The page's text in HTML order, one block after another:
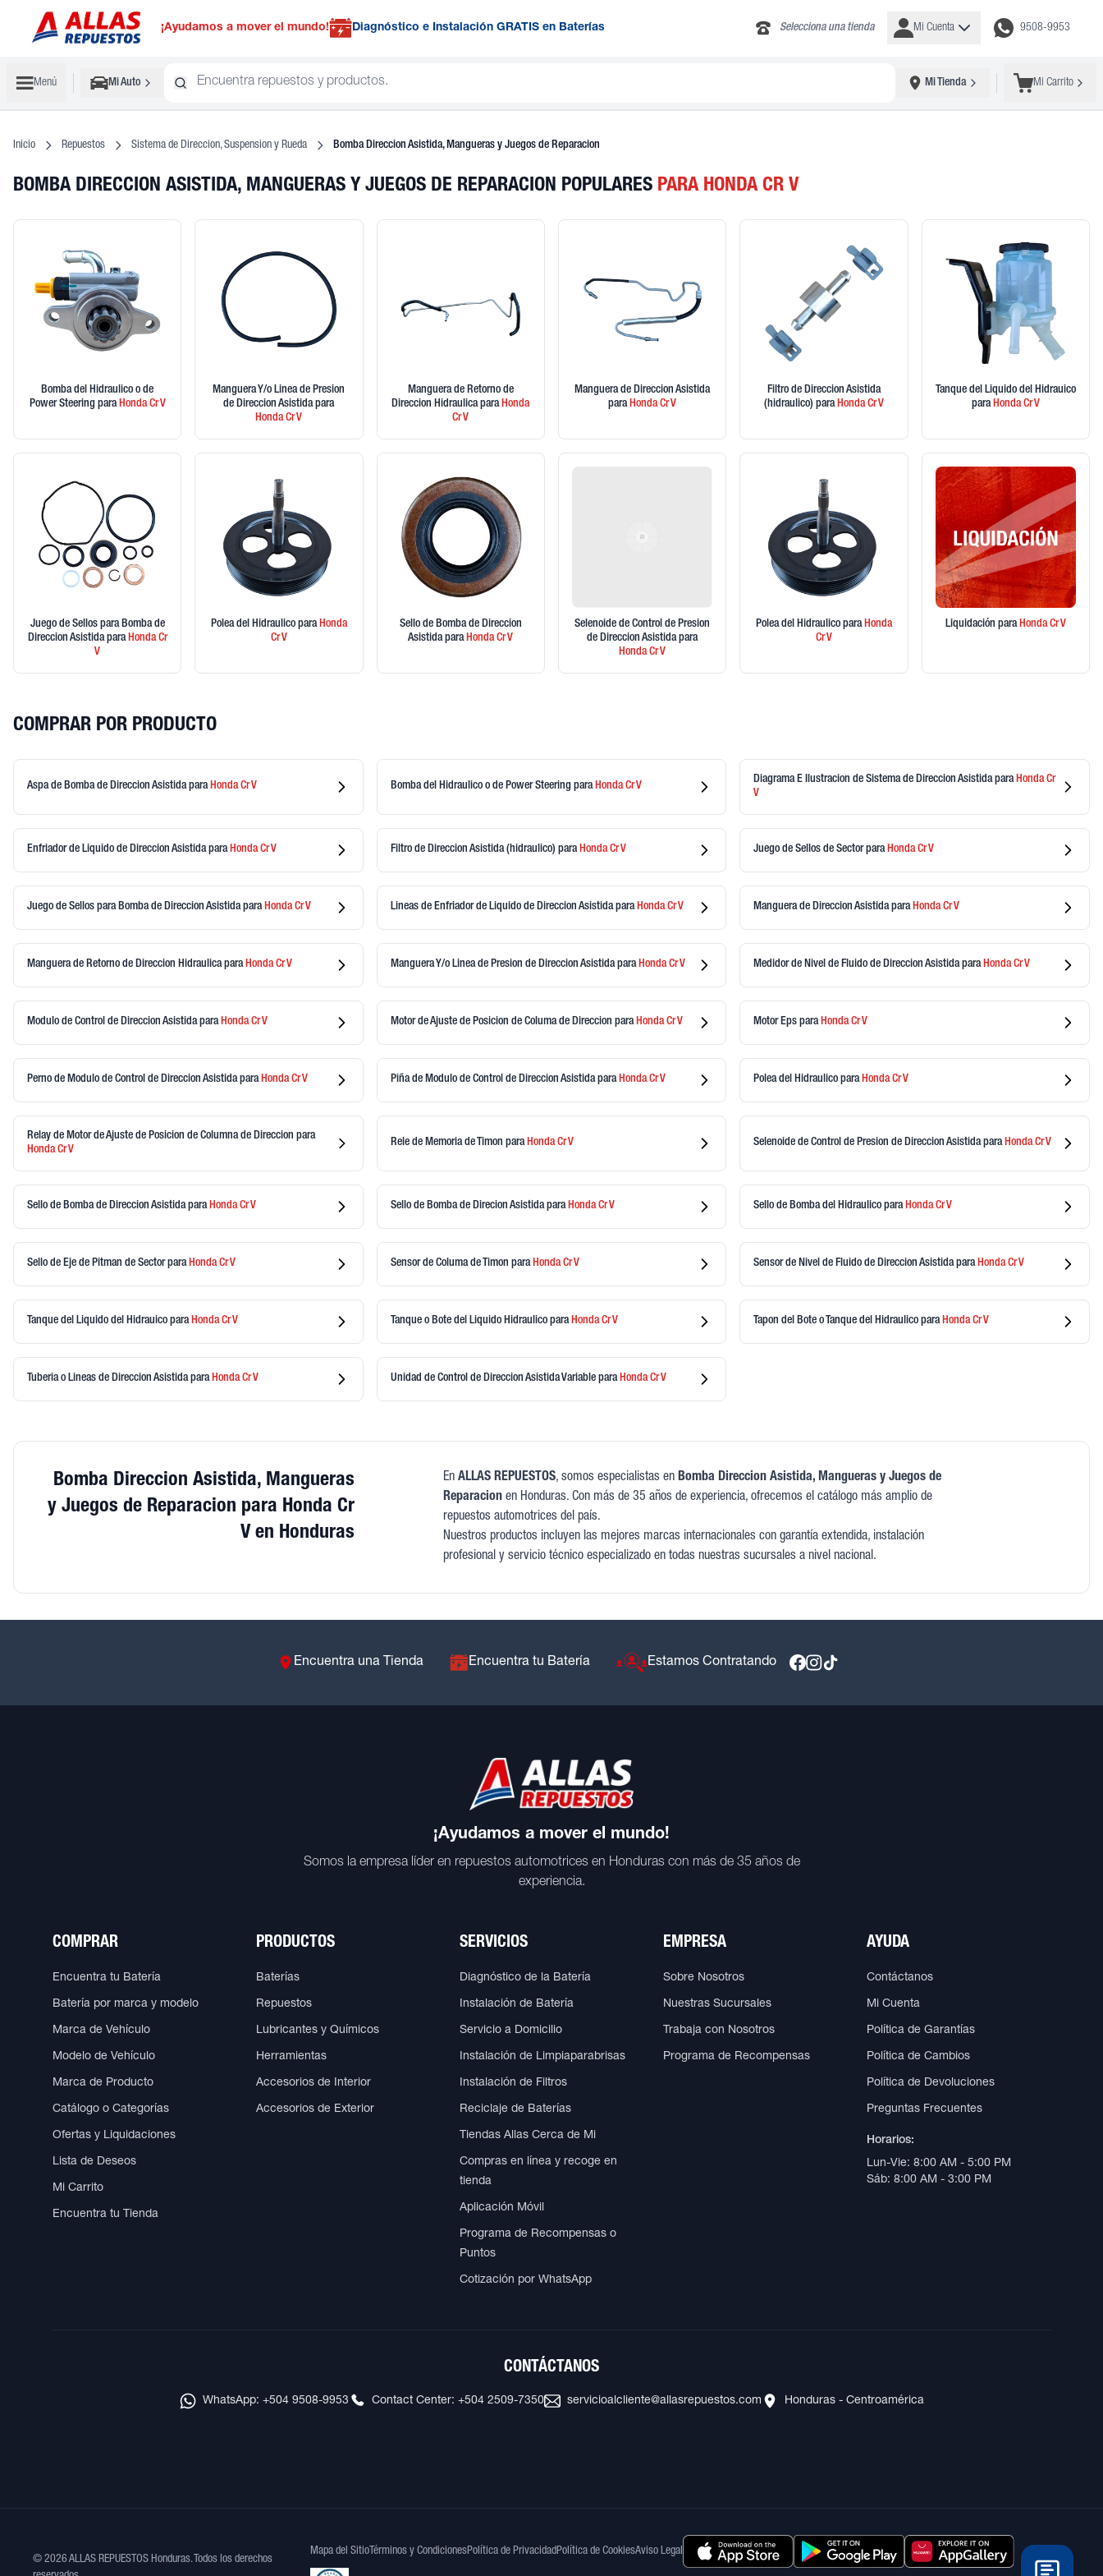
¡Ayudamos a mover el mundo! Diagnóstico e Instalación GRATIS en Baterías Selecciona una tienda Mi Cuenta 9508-9953
Menú Mi Auto Mi Tienda Mi Carrito
Inicio Repuestos Sistema de Direccion, Suspension y Rueda Bomba Direccion Asistida, Mangueras y Juegos de Reparacion
BOMBA DIRECCION ASISTIDA, MANGUERAS Y JUEGOS DE REPARACION POPULARES PARA HONDA CR V
Bomba del Hidraulico o de
Power Steering paraHondaCr V
Manguera Y/o Linea de Presion
de Direccion Asistida para
HondaCr V
Manguera de Retorno de
Direccion Hidraulica paraHonda
Cr V
Manguera de Direccion Asistida
paraHondaCr V
Filtro de Direccion Asistida
(hidraulico) paraHondaCr V
Tanque del Liquido del Hidrauico
paraHondaCr V
Juego de Sellos para Bomba de
Direccion Asistidapara HondaCr
V
Polea del Hidraulico para Honda
Cr V
Sello de Bomba de Direccion
Asistidapara HondaCr V
Selenoide de Control de Presion
de Direccion Asistidapara
HondaCr V
Polea del Hidraulico para Honda
Cr V
Liquidación para HondaCr V
COMPRAR POR PRODUCTO
Aspa de Bomba de Direccion Asistida paraHondaCr V Bomba del Hidraulico o de Power Steering paraHondaCr V
Diagrama E Ilustracion de Sistema de Direccion Asistidapara HondaCr
V
Enfriador de Liquido de Direccion Asistida paraHondaCr V Filtro de Direccion Asistida (hidraulico) paraHondaCr V Juego de Sellos de Sector paraHondaCr V
Juego de Sellos para Bomba de Direccion Asistida paraHondaCr V Lineas de Enfriador de Liquido de Direccion Asistida paraHondaCr V Manguera de Direccion Asistida paraHondaCr V
Manguera de Retorno de Direccion Hidraulica paraHondaCr V Manguera Y/o Linea de Presion de Direccion Asistida paraHondaCr V Medidor de Nivel de Fluido de Direccion Asistida paraHondaCr V
Modulo de Control de Direccion Asistida paraHondaCr V Motor de Ajuste de Posicion de Columa de Direccion paraHondaCr V Motor Eps paraHondaCr V
Perno de Modulo de Control de Direccion Asistida paraHondaCr V Piña de Modulo de Control de Direccion Asistida paraHondaCr V Polea del Hidraulico paraHondaCr V
Relay de Motor de Ajuste de Posicion de Columna de Direccion para
HondaCr V
Rele de Memoria de Timon paraHondaCr V Selenoide de Control de Presion de Direccion Asistida paraHondaCr V
Sello de Bomba de Direccion Asistida paraHondaCr V Sello de Bomba de Direcion Asistida paraHondaCr V Sello de Bomba del Hidraulico paraHondaCr V
Sello de Eje de Pitman de Sector paraHondaCr V Sensor de Columa de Timon paraHondaCr V Sensor de Nivel de Fluido de Direccion Asistida paraHondaCr V
Tanque del Liquido del Hidrauico paraHondaCr V Tanque o Bote del Liquido Hidraulico paraHondaCr V Tapon del Bote o Tanque del Hidraulico paraHondaCr V
Tuberia o Lineas de Direccion Asistida paraHondaCr V Unidad de Control de Direccion Asistida Variable paraHondaCr V
Bomba Direccion Asistida, Mangueras
y Juegos de Reparacion para Honda Cr
V en Honduras
En ALLAS REPUESTOS, somos especialistas en Bomba Direccion Asistida, Mangueras y Juegos de
Reparacion en Honduras. Con más de 35 años de experiencia, ofrecemos el catálogo más amplio de
repuestos automotrices del país.
Nuestros productos incluyen las mejores marcas internacionales con garantía extendida, instalación
profesional y servicio técnico especializado en todas nuestras sucursales a nivel nacional.
Encuentra una Tienda Encuentra tu Batería Estamos Contratando
¡Ayudamos a mover el mundo!
Somos la empresa líder en repuestos automotrices en Honduras con más de 35 años de
experiencia.
COMPRAR
Encuentra tu Batería
Batería por marca y modelo
Marca de Vehículo
Modelo de Vehículo
Marca de Producto
Catálogo o Categorías
Ofertas y Liquidaciones
Lista de Deseos
Mi Carrito
Encuentra tu Tienda
PRODUCTOS
Baterías
Repuestos
Lubricantes y Químicos
Herramientas
Accesorios de Interior
Accesorios de Exterior
SERVICIOS
Diagnóstico de la Batería
Instalación de Batería
Servicio a Domicilio
Instalación de Limpiaparabrisas
Instalación de Filtros
Reciclaje de Baterías
Tiendas Allas Cerca de Mi
Compras en línea y recoge en
tienda
Aplicación Móvil
Programa de Recompensas o
Puntos
Cotización por WhatsApp
EMPRESA
Sobre Nosotros
Nuestras Sucursales
Trabaja con Nosotros
Programa de Recompensas
AYUDA
Contáctanos
Mi Cuenta
Política de Garantías
Política de Cambios
Política de Devoluciones
Preguntas Frecuentes
Horarios:
Lun-Vie: 8:00 AM - 5:00 PM
Sáb: 8:00 AM - 3:00 PM
CONTÁCTANOS
WhatsApp: +504 9508-9953 Contact Center: +504 2509-7350 servicioalcliente@allasrepuestos.com Honduras - Centroamérica
© 2026 ALLAS REPUESTOS Honduras. Todos los derechos
Mapa del Sitio Términos y CondicionesPolítica de Privacidad Política de CookiesAviso Legal